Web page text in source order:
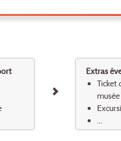
Extras
Ticket
musée